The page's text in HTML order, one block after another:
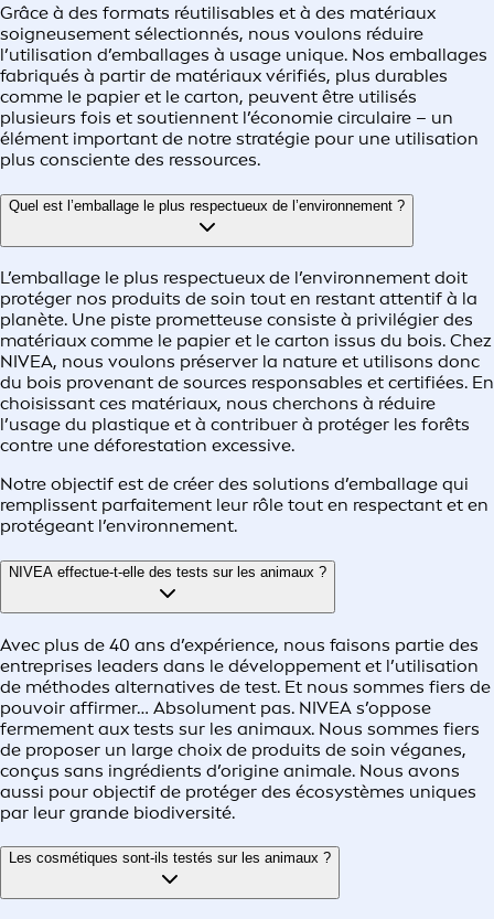
Grâce à des formats réutilisables et à des matériaux
soigneusement sélectionnés, nous voulons réduire
l’utilisation d’emballages à usage unique. Nos emballages
fabriqués à partir de matériaux vérifiés, plus durables
comme le papier et le carton, peuvent être utilisés
plusieurs fois et soutiennent l’économie circulaire – un
élément important de notre stratégie pour une utilisation
plus consciente des ressources.
Quel est l’emballage le plus respectueux de l’environnement ?
L’emballage le plus respectueux de l’environnement doit
protéger nos produits de soin tout en restant attentif à la
planète. Une piste prometteuse consiste à privilégier des
matériaux comme le papier et le carton issus du bois. Chez
NIVEA, nous voulons préserver la nature et utilisons donc
du bois provenant de sources responsables et certifiées. En
choisissant ces matériaux, nous cherchons à réduire
l’usage du plastique et à contribuer à protéger les forêts
contre une déforestation excessive.
Notre objectif est de créer des solutions d’emballage qui
remplissent parfaitement leur rôle tout en respectant et en
protégeant l’environnement.
NIVEA effectue‑t‑elle des tests sur les animaux ?
Avec plus de 40 ans d’expérience, nous faisons partie des
entreprises leaders dans le développement et l’utilisation
de méthodes alternatives de test. Et nous sommes fiers de
pouvoir affirmer… Absolument pas. NIVEA s’oppose
fermement aux tests sur les animaux. Nous sommes fiers
de proposer un large choix de produits de soin véganes,
conçus sans ingrédients d’origine animale. Nous avons
aussi pour objectif de protéger des écosystèmes uniques
par leur grande biodiversité.
Les cosmétiques sont‑ils testés sur les animaux ?